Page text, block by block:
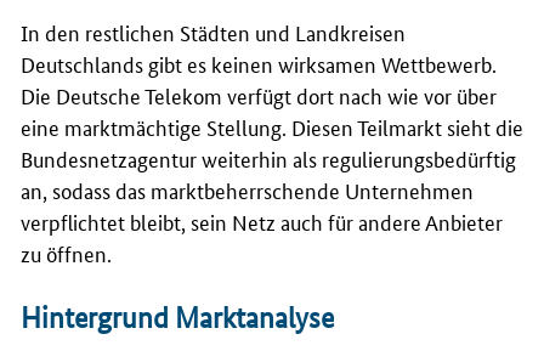
In den restlichen Städten und Landkreisen
Deutschlands gibt es keinen wirksamen Wettbewerb.
Die Deutsche Telekom verfügt dort nach wie vor über
eine marktmächtige Stellung. Diesen Teilmarkt sieht die
Bundesnetzagentur weiterhin als regulierungsbedürftig
an, sodass das marktbeherrschende Unternehmen
verpflichtet bleibt, sein Netz auch für andere Anbieter
zu öffnen.
Hintergrund Marktanalyse